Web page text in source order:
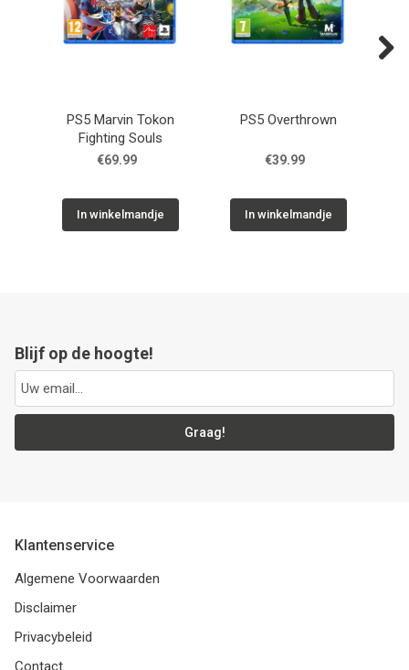
PS5 Marvin Tokon
Fighting Souls
€69.99
In winkelmandje
PS5 Overthrown
€39.99
In winkelmandje
Blijf op de hoogte!
Graag!
Klantenservice
Algemene Voorwaarden
Disclaimer
Privacybeleid
Contact